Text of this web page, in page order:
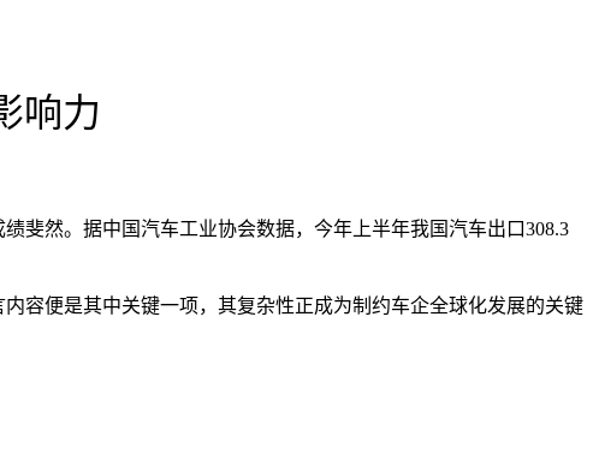
响力
斐然。据中国汽车工业协会数据，今年上半年我国汽车出口308.3
容便是其中关键一项，其复杂性正成为制约车企全球化发展的关键